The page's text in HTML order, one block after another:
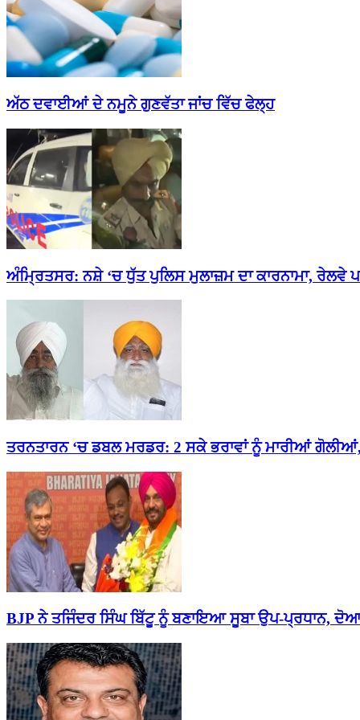
ਅੱਠ ਦਵਾਈਆਂ ਦੇ ਨਮੂਨੇ ਗੁਣਵੱਤਾ ਜਾਂਚ ਵਿੱਚ ਫੇਲ੍ਹ
ਅੰਮ੍ਰਿਤਸਰ: ਨਸ਼ੇ ‘ਚ ਧੁੱਤ ਪੁਲਿਸ ਮੁਲਾਜ਼ਮ ਦਾ ਕਾਰਨਾਮਾ, ਰੇਲਵੇ
ਤਰਨਤਾਰਨ ‘ਚ ਡਬਲ ਮਰਡਰ: 2 ਸਕੇ ਭਰਾਵਾਂ ਨੂੰ ਮਾਰੀਆਂ
BJP ਨੇ ਤਜਿੰਦਰ ਸਿੰਘ ਬਿੱਟੂ ਨੂੰ ਬਣਾਇਆ ਸੂਬਾ ਉਪ-ਪ੍ਰਧਾਨ,